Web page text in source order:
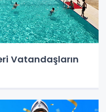
Vatandaşların